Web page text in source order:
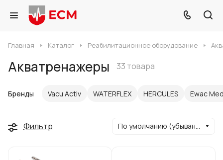
Главная Каталог Реабилитационное оборудование
Акватренажеры 33 товара
Бренды Vacu Activ WATERFLEX HERCULES Ewac
Фильтр По умолчанию (убывание)